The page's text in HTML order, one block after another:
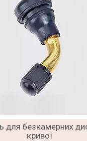
для безкамерних
кривої